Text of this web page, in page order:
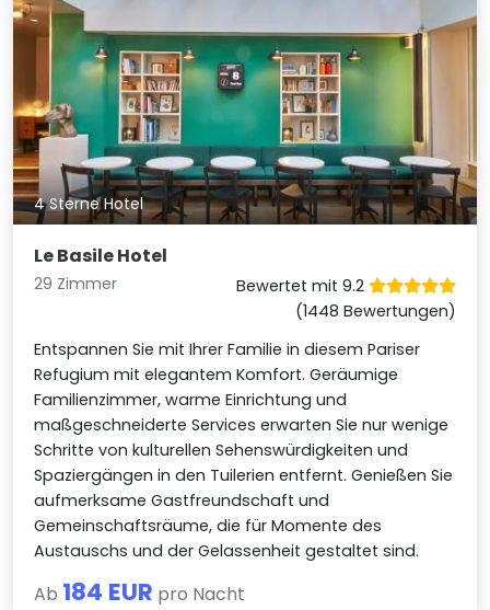
4 Sterne Hotel
Le Basile Hotel
29 Zimmer
Bewertet mit 9.2
(1448 Bewertungen)
Entspannen Sie mit Ihrer Familie in diesem Pariser
Refugium mit elegantem Komfort. Geräumige
Familienzimmer, warme Einrichtung und
maßgeschneiderte Services erwarten Sie nur wenige
Schritte von kulturellen Sehenswürdigkeiten und
Spaziergängen in den Tuilerien entfernt. Genießen Sie
aufmerksame Gastfreundschaft und
Gemeinschaftsräume, die für Momente des
Austauschs und der Gelassenheit gestaltet sind.
Ab 184 EUR pro Nacht